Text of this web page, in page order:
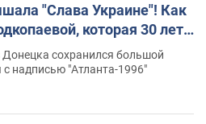
"Слава Украине"! Как
которая 30 лет
Олимпиады
сохранился большой
надписью "Атланта-1996"